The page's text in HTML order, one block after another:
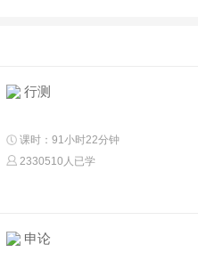
行测
课时：91小时22分钟
2330510人已学
申论